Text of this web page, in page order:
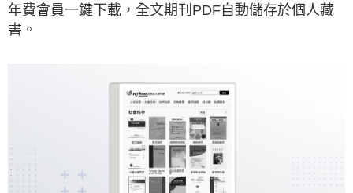
年費會員一鍵下載，全文期刊PDF自動儲存於個人藏
書。